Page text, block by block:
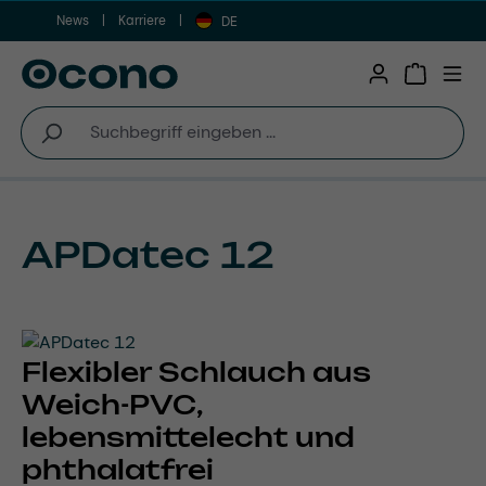
Zum Hauptinhalt springen
News Karriere DE
APDatec 12
Flexibler Schlauch aus
Weich-PVC,
lebensmittelecht und
phthalatfrei